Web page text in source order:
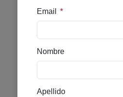
30 ML
Se el primero en puntuar
Disponible
96,75€